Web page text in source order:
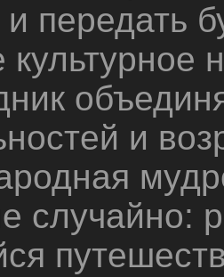
и передать
культурное
и
случайно: